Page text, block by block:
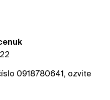
0918780641, ozvite